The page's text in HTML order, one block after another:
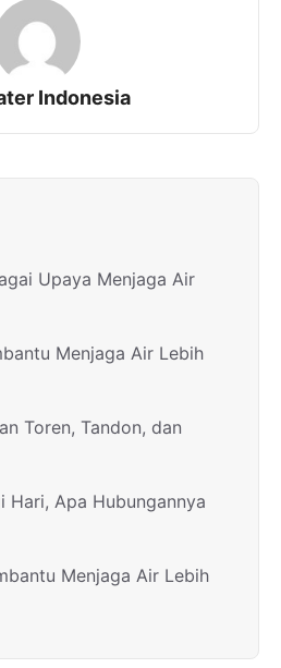
Indonesia
Upaya Menjaga Air
Menjaga Air Lebih
Toren, Tandon, dan
Hari, Apa Hubungannya
Menjaga Air Lebih